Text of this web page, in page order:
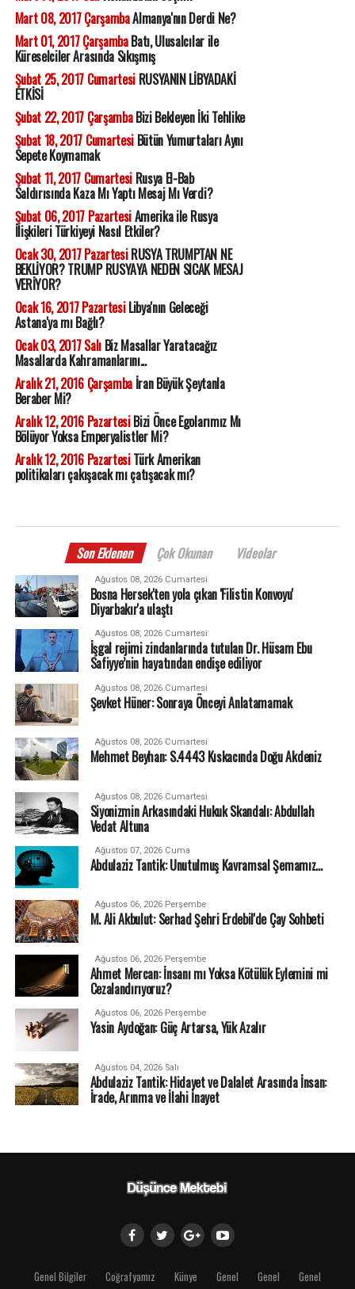
Mart 08, 2017 ÇarşambaAlmanya'nın Derdi Ne?
Mart 01, 2017 ÇarşambaBatı, Ulusalcılar ile
Küreselciler Arasında Sıkışmış
Şubat 25, 2017 CumartesiRUSYANIN LİBYADAKİ
ETKİSİ
Şubat 22, 2017 ÇarşambaBizi Bekleyen İki Tehlike
Şubat 18, 2017 CumartesiBütün Yumurtaları Aynı
Sepete Koymamak
Şubat 11, 2017 CumartesiRusya El-Bab
Saldırısında Kaza Mı Yaptı Mesaj Mı Verdi?
Şubat 06, 2017 PazartesiAmerika ile Rusya
İlişkileri Türkiyeyi Nasıl Etkiler?
Ocak 30, 2017 PazartesiRUSYA TRUMPTAN NE
BEKLİYOR? TRUMP RUSYAYA NEDEN SICAK MESAJ
VERİYOR?
Ocak 16, 2017 PazartesiLibya'nın Geleceği
Astana'ya mı Bağlı?
Ocak 03, 2017 SalıBiz Masallar Yaratacağız
Masallarda Kahramanlarını...
Aralık 21, 2016 Çarşambaİran Büyük Şeytanla
Beraber Mi?
Aralık 12, 2016 PazartesiBizi Önce Egolarımız Mı
Bölüyor Yoksa Emperyalistler Mi?
Aralık 12, 2016 PazartesiTürk Amerikan
politikaları çakışacak mı çatışacak mı?
Son Eklenen Çok Okunan Videolar
Ağustos 08, 2026 Cumartesi
Bosna Hersek'ten yola çıkan 'Filistin Konvoyu'
Diyarbakır'a ulaştı
Ağustos 08, 2026 Cumartesi
İşgal rejimi zindanlarında tutulan Dr. Hüsam Ebu
Safiyye’nin hayatından endişe ediliyor
Ağustos 08, 2026 Cumartesi
Şevket Hüner: Sonraya Önceyi Anlatamamak
Ağustos 08, 2026 Cumartesi
Mehmet Beyhan: S.4443 Kıskacında Doğu Akdeniz
Ağustos 08, 2026 Cumartesi
Siyonizmin Arkasındaki Hukuk Skandalı: Abdullah
Vedat Altuna
Ağustos 07, 2026 Cuma
Abdulaziz Tantik: Unutulmuş Kavramsal Şemamız…
Ağustos 06, 2026 Perşembe
M. Ali Akbulut: Serhad Şehri Erdebil'de Çay Sohbeti
Ağustos 06, 2026 Perşembe
Ahmet Mercan: İnsanı mı Yoksa Kötülük Eylemini mi
Cezalandırıyoruz?
Ağustos 06, 2026 Perşembe
Yasin Aydoğan: Güç Artarsa, Yük Azalır
Ağustos 04, 2026 Salı
Abdulaziz Tantik: Hidayet ve Dalalet Arasında İnsan:
İrade, Arınma ve İlahi İnayet
Genel Bilgiler Coğrafyamız Künye Genel Genel Genel